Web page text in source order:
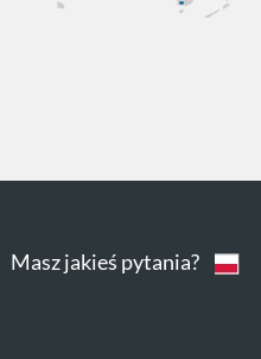
Masz jakieś pytania?